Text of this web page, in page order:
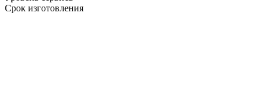
Срок изготовления